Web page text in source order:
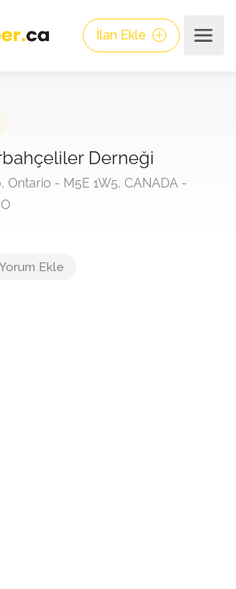
İlan Ekle
Derneği
Ontario - M5E 1W5, CANADA -
Yorum Ekle